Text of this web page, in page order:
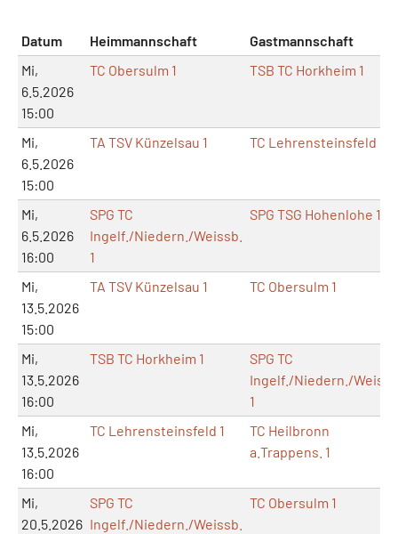
Datum Heimmannschaft
Gastmannschaft
Mi,
6.5.2026
15:00
TC Obersulm 1 TSB TC Horkheim 1
Mi,
6.5.2026
15:00
TA TSV Künzelsau 1 TC Lehrensteinsfeld 1
Mi,
6.5.2026
16:00
SPG TC
Ingelf./Niedern./Weissb.
1
SPG TSG Hohenlohe 1
Mi,
13.5.2026
15:00
TA TSV Künzelsau 1 TC Obersulm 1
Mi,
13.5.2026
16:00
TSB TC Horkheim 1
SPG TC
Ingelf./Niedern./
1
Mi,
13.5.2026
16:00
TC Lehrensteinsfeld 1
TC Heilbronn
a.Trappens. 1
Mi,
20.5.2026
SPG TC
Ingelf./Niedern./Weissb.
TC Obersulm 1